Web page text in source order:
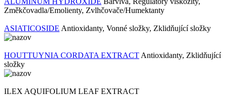
Změkčovadla/Emolienty, Zvlhčovače/Humektanty
ASIATICOSIDE Antioxidanty, Vonné složky, Zklidňující složky
HOUTTUYNIA CORDATA EXTRACT Antioxidanty, Zklidňující
složky
ILEX AQUIFOLIUM LEAF EXTRACT